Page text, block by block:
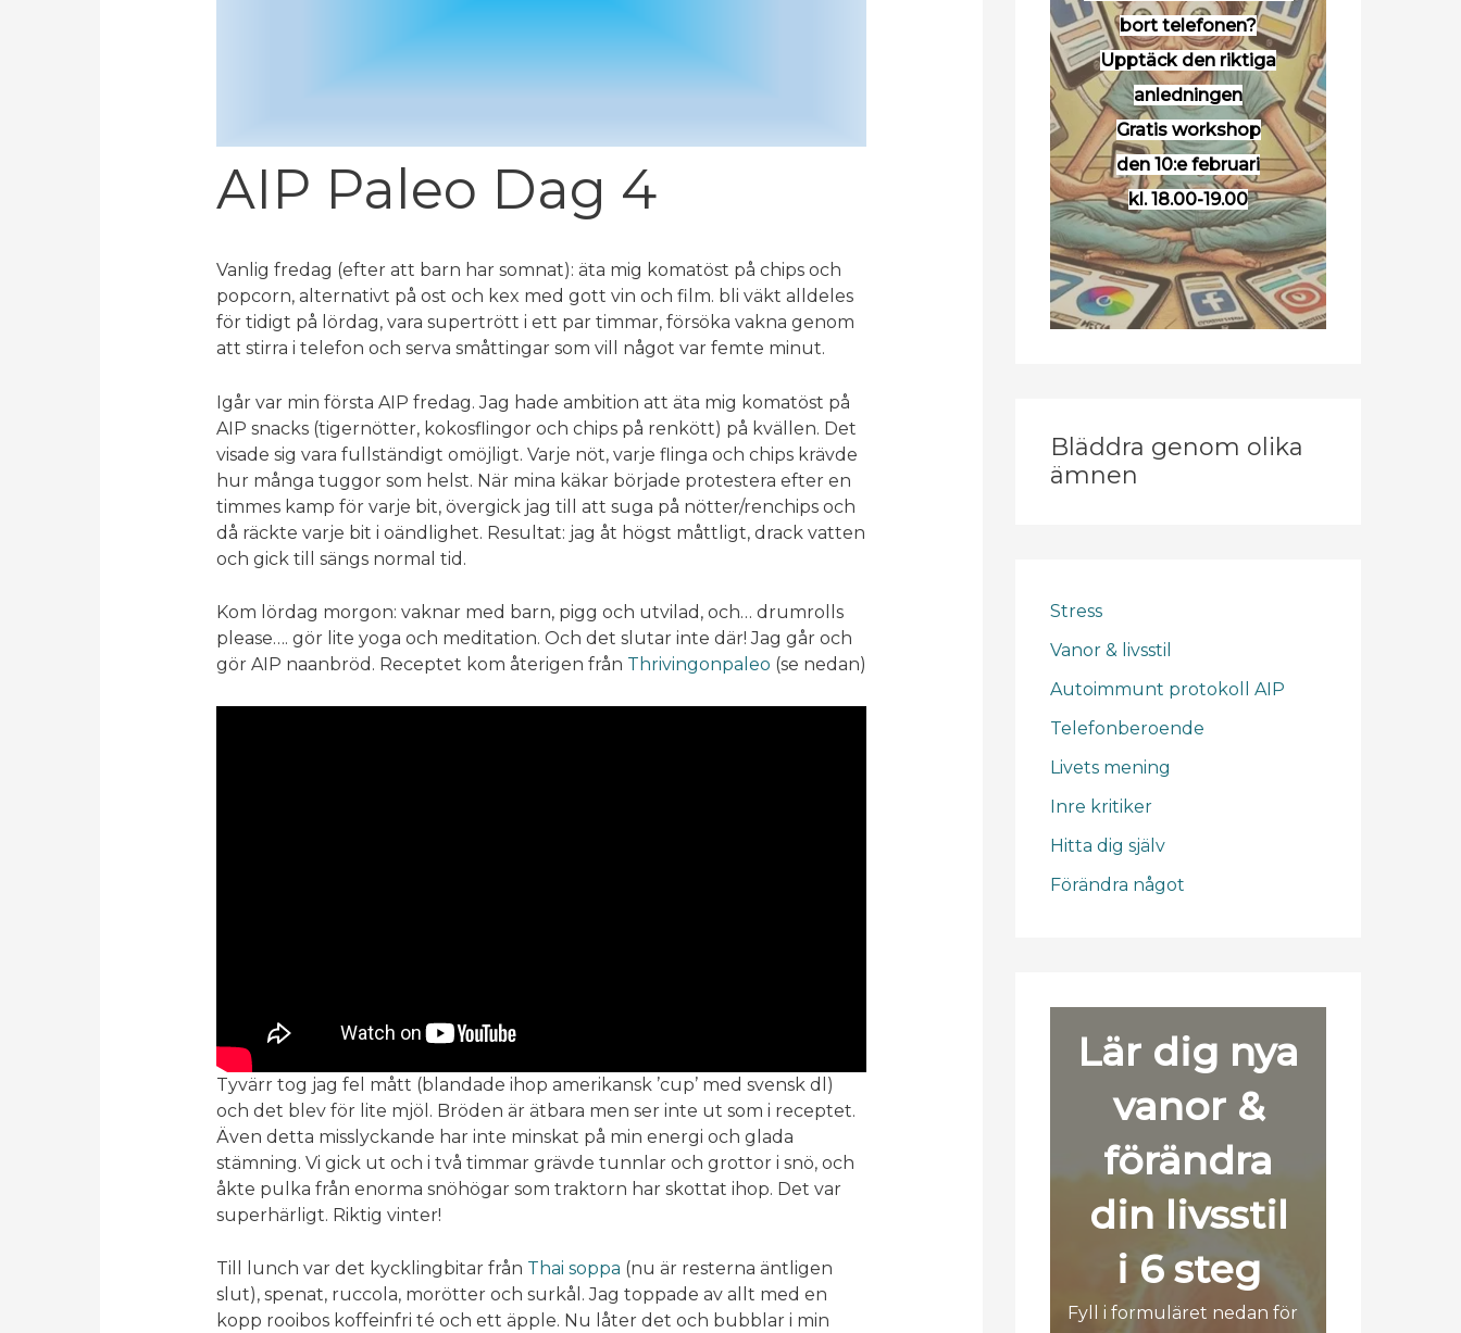
AIP Paleo Dag 4
Vanlig fredag (efter att barn har somnat): äta mig komatöst på chips och
popcorn, alternativt på ost och kex med gott vin och film. bli väkt alldeles
för tidigt på lördag, vara supertrött i ett par timmar, försöka vakna genom
att stirra i telefon och serva småttingar som vill något var femte minut.
Igår var min första AIP fredag. Jag hade ambition att äta mig komatöst på
AIP snacks (tigernötter, kokosflingor och chips på renkött) på kvällen. Det
visade sig vara fullständigt omöjligt. Varje nöt, varje flinga och chips krävde
hur många tuggor som helst. När mina käkar började protestera efter en
timmes kamp för varje bit, övergick jag till att suga på nötter/renchips och
då räckte varje bit i oändlighet. Resultat: jag åt högst måttligt, drack vatten
och gick till sängs normal tid.
Kom lördag morgon: vaknar med barn, pigg och utvilad, och… drumrolls
please…. gör lite yoga och meditation. Och det slutar inte där! Jag går och
gör AIP naanbröd. Receptet kom återigen från Thrivingonpaleo (se nedan)
Tyvärr tog jag fel mått (blandade ihop amerikansk ’cup’ med svensk dl)
och det blev för lite mjöl. Bröden är ätbara men ser inte ut som i receptet.
Även detta misslyckande har inte minskat på min energi och glada
stämning. Vi gick ut och i två timmar grävde tunnlar och grottor i snö, och
åkte pulka från enorma snöhögar som traktorn har skottat ihop. Det var
superhärligt. Riktig vinter!
Till lunch var det kycklingbitar från Thai soppa (nu är resterna äntligen
slut), spenat, ruccola, morötter och surkål. Jag toppade av allt med en
kopp rooibos koffeinfri té och ett äpple. Nu låter det och bubblar i min
bort telefonen?
Upptäck den riktiga
anledningen
Gratis workshop
den 10:e februari
kl. 18.00-19.00
Bläddra genom olika
ämnen
Stress
Vanor & livsstil
Autoimmunt protokoll AIP
Telefonberoende
Livets mening
Inre kritiker
Hitta dig själv
Förändra något
Lär dig nya
vanor &
förändra
din livsstil
i 6 steg
Fyll i formuläret nedan för